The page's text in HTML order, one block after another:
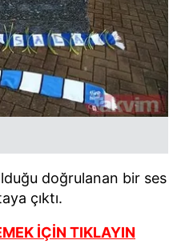
doğrulanan bir ses
çıktı.
İÇİN TIKLAYIN